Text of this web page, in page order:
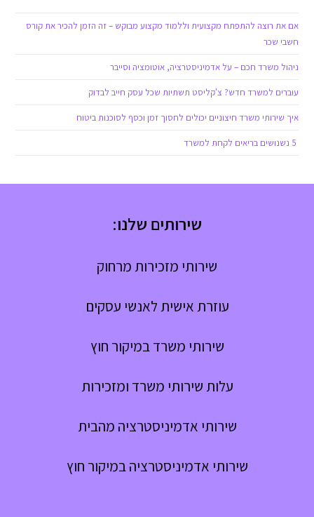
אם את רוצה להתפתח מקצועית וללמוד מקצוע מבוקש – זה הזמן להכיר את קורס
חשבי שכר
ניהול משרד חכם – על אדמיניסטרציה, אוטומציה וסייבר
עוברים למשרד חדש? צ'קליסט תשתיות שכל עסק חייב לבדוק
איך שירותי משרד חיצוניים יכולים לחסוך זמן וכסף לסוכנות ביטוח
שירותים שלנו:
שירותי מזכירות מרחוק
עוזרת אישית לאנשי עסקים
שירותי משרד במיקור חוץ
עלות שירותי משרד ומזכירות
שירותי אדמיניסטרציה מהבית
שירותי אדמיניסטרציה במיקור חוץ